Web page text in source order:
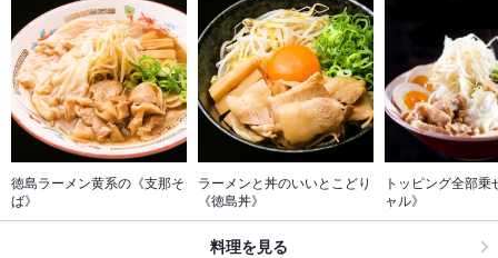
徳島ラーメン黄系の《支那そ
ば》
ラーメンと丼のいいとこどり
《徳島丼》
トッピング全部乗
ャル》
料理を見る